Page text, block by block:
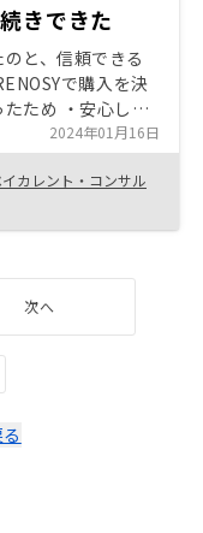
きできた
と、信頼できる
で購入を決
ため ・安心して
味を持っている人
しやすいかもで
2024年01月16日
カレント・コンサル
次へ